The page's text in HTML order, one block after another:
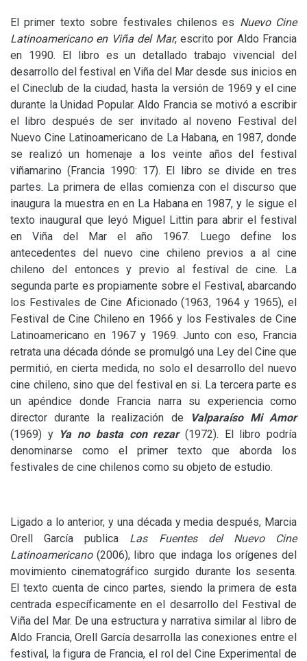
El primer texto sobre festivales chilenos es Nuevo Cine
Latinoamericano en Viña del Mar, escrito por Aldo Francia
en 1990. El libro es un detallado trabajo vivencial del
desarrollo del festival en Viña del Mar desde sus inicios en
el Cineclub de la ciudad, hasta la versión de 1969 y el cine
durante la Unidad Popular. Aldo Francia se motivó a escribir
el libro después de ser invitado al noveno Festival del
Nuevo Cine Latinoamericano de La Habana, en 1987, donde
se realizó un homenaje a los veinte años del festival
viñamarino (Francia 1990: 17). El libro se divide en tres
partes. La primera de ellas comienza con el discurso que
inaugura la muestra en en La Habana en 1987, y le sigue el
texto inaugural que leyó Miguel Littin para abrir el festival
en Viña del Mar el año 1967. Luego define los
antecedentes del nuevo cine chileno previos a al cine
chileno del entonces y previo al festival de cine. La
segunda parte es propiamente sobre el Festival, abarcando
los Festivales de Cine Aficionado (1963, 1964 y 1965), el
Festival de Cine Chileno en 1966 y los Festivales de Cine
Latinoamericano en 1967 y 1969. Junto con eso, Francia
retrata una década dónde se promulgó una Ley del Cine que
permitió, en cierta medida, no solo el desarrollo del nuevo
cine chileno, sino que del festival en si. La tercera parte es
un apéndice donde Francia narra su experiencia como
director durante la realización de
Valparaíso Mi Amor
(1969) y Ya no basta con rezar(1972). El libro podría
denominarse como el primer texto que aborda los
festivales de cine chilenos como su objeto de estudio.
Ligado a lo anterior, y una década y media después, Marcia
Orell García publica Las Fuentes del Nuevo Cine
Latinoamericano(2006), libro que indaga los orígenes del
movimiento cinematográfico surgido durante los sesenta.
El texto cuenta de cinco partes, siendo la primera de esta
centrada específicamente en el desarrollo del Festival de
Viña del Mar. De una estructura y narrativa similar al libro de
Aldo Francia, Orell García desarrolla las conexiones entre el
festival, la figura de Francia, el rol del Cine Experimental de